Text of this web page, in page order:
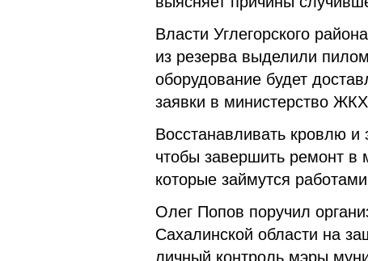
Власти Углегорского
из резерва выделили
оборудование будет
заявки в министерство
Восстанавливать кровлю и
чтобы завершить ремонт в
которые займутся
Олег Попов поручил
Сахалинской области на
личный контроль мэры